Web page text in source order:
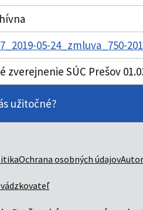
05-24_zmluva_750-
zverejnenie SÚC Prešov
užitočné?
Ochrana osobných údajov